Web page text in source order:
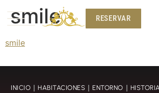
RESERVAR
RESERVAR
smile
smile
INICIO HABITACIONES ENTORNO